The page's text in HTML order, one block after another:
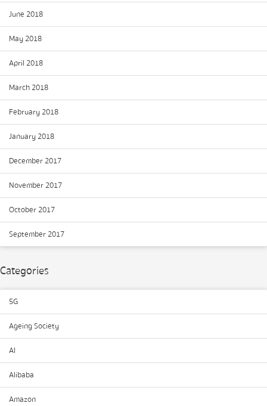
June 2018
May 2018
April 2018
March 2018
February 2018
January 2018
December 2017
November 2017
October 2017
September 2017
Categories
5G
Ageing Society
AI
Alibaba
Amazon